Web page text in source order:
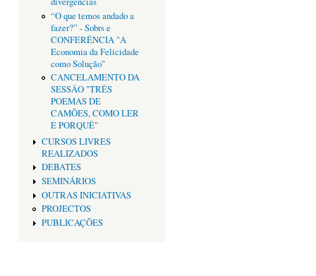
“O que temos andado a
fazer?” - Sobrs e
CONFERÊNCIA "A
Economia da Felicidade
como Solução"
CANCELAMENTO DA
SESSÂO "TRÊS
POEMAS DE
CAMÕES, COMO LER
E PORQUÊ"
CURSOS LIVRES
REALIZADOS
DEBATES
SEMINÁRIOS
OUTRAS INICIATIVAS
PROJECTOS
PUBLICAÇÕES